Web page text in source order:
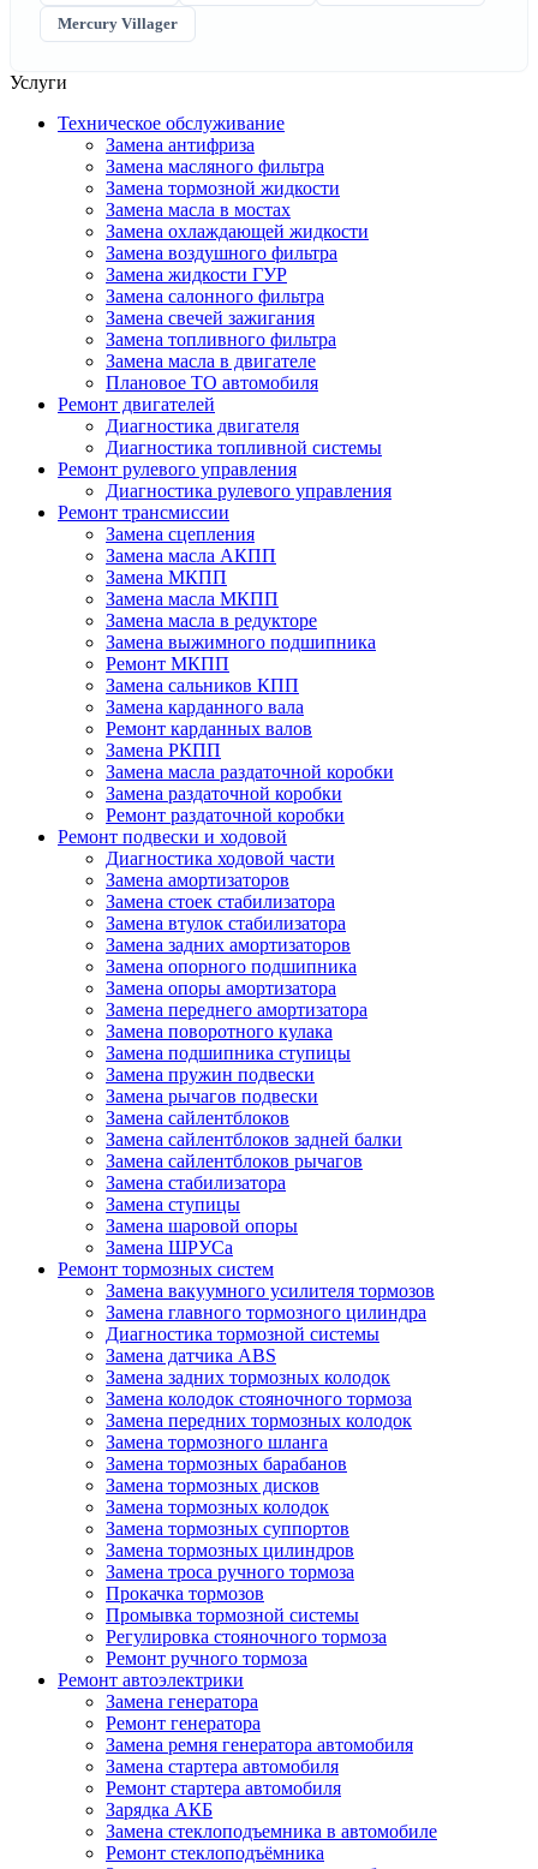
Mercury Villager
Услуги
Техническое обслуживание
Замена антифриза
Замена масляного фильтра
Замена тормозной жидкости
Замена масла в мостах
Замена охлаждающей жидкости
Замена воздушного фильтра
Замена жидкости ГУР
Замена салонного фильтра
Замена свечей зажигания
Замена топливного фильтра
Замена масла в двигателе
Плановое ТО автомобиля
Ремонт двигателей
Диагностика двигателя
Диагностика топливной системы
Ремонт рулевого управления
Диагностика рулевого управления
Ремонт трансмиссии
Замена сцепления
Замена масла АКПП
Замена МКПП
Замена масла МКПП
Замена масла в редукторе
Замена выжимного подшипника
Ремонт МКПП
Замена сальников КПП
Замена карданного вала
Ремонт карданных валов
Замена РКПП
Замена масла раздаточной коробки
Замена раздаточной коробки
Ремонт раздаточной коробки
Ремонт подвески и ходовой
Диагностика ходовой части
Замена амортизаторов
Замена стоек стабилизатора
Замена втулок стабилизатора
Замена задних амортизаторов
Замена опорного подшипника
Замена опоры амортизатора
Замена переднего амортизатора
Замена поворотного кулака
Замена подшипника ступицы
Замена пружин подвески
Замена рычагов подвески
Замена сайлентблоков
Замена сайлентблоков задней балки
Замена сайлентблоков рычагов
Замена стабилизатора
Замена ступицы
Замена шаровой опоры
Замена ШРУСа
Ремонт тормозных систем
Замена вакуумного усилителя тормозов
Замена главного тормозного цилиндра
Диагностика тормозной системы
Замена датчика ABS
Замена задних тормозных колодок
Замена колодок стояночного тормоза
Замена передних тормозных колодок
Замена тормозного шланга
Замена тормозных барабанов
Замена тормозных дисков
Замена тормозных колодок
Замена тормозных суппортов
Замена тормозных цилиндров
Замена троса ручного тормоза
Прокачка тормозов
Промывка тормозной системы
Регулировка стояночного тормоза
Ремонт ручного тормоза
Ремонт автоэлектрики
Замена генератора
Ремонт генератора
Замена ремня генератора автомобиля
Замена стартера автомобиля
Ремонт стартера автомобиля
Зарядка АКБ
Замена стеклоподъемника в автомобиле
Ремонт стеклоподъёмника